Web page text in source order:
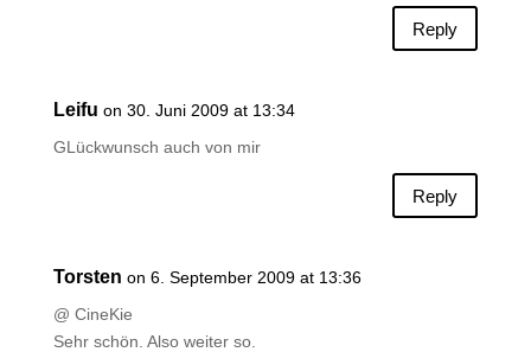
Reply
Leifu on 30. Juni 2009 at 13:34
GLückwunsch auch von mir
Reply
Torsten on 6. September 2009 at 13:36
@ CineKie
Sehr schön. Also weiter so.